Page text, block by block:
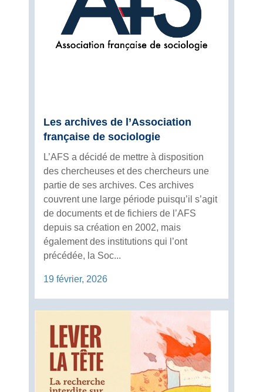
Les archives de l’Association
française de sociologie
L’AFS a décidé de mettre à disposition
des chercheuses et des chercheurs une
partie de ses archives. Ces archives
couvrent une large période puisqu’il s’agit
de documents et de fichiers de l’AFS
depuis sa création en 2002, mais
également des institutions qui l’ont
précédée, la Soc...
19 février, 2026